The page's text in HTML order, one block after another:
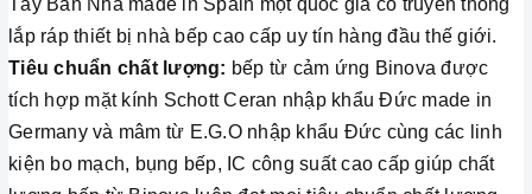
Tây Ban Nha made in Spain một quốc gia có truyền thống
lắp ráp thiết bị nhà bếp cao cấp uy tín hàng đầu thế giới.
Tiêu chuẩn chất lượng: bếp từ cảm ứng Binova được
tích hợp mặt kính Schott Ceran nhập khẩu Đức made in
Germany và mâm từ E.G.O nhập khẩu Đức cùng các linh
kiện bo mạch, bụng bếp, IC công suất cao cấp giúp chất